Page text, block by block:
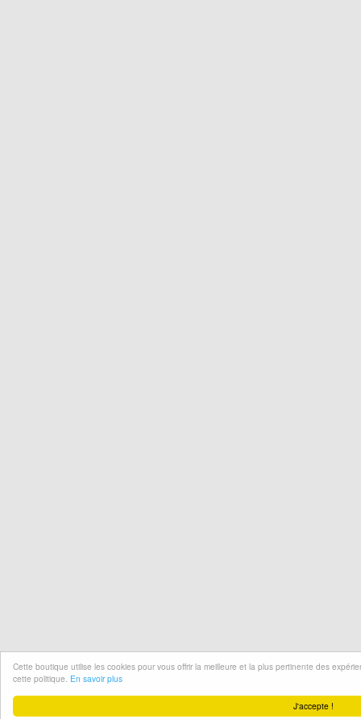
J'accepte !
Cette boutique utilise les cookies pour vous offrir la meilleure et la plus pertinente des
cette politique. En savoir plus